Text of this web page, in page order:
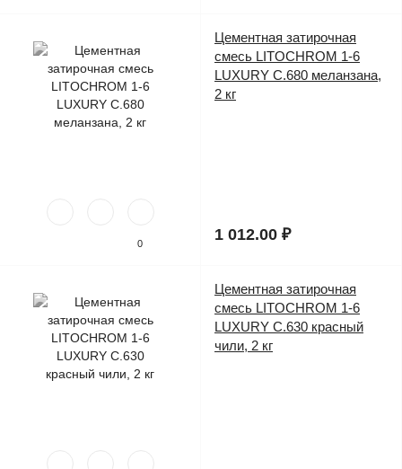
0
Цементная затирочная
смесь LITOCHROM 1-6
LUXURY C.680 меланзана,
2 кг
1 012.00 ₽
Цементная затирочная
смесь LITOCHROM 1-6
LUXURY C.630 красный
чили, 2 кг